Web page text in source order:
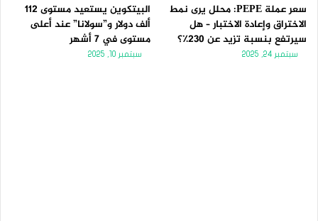
سعر عملة PEPE: محلل يرى نمط
الاختراق وإعادة الاختبار – هل
سيرتفع بنسبة تزيد عن 230٪؟
سبتمبر 24, 2025
البيتكوين يستعيد مستوى 112
ألف دولار و”سولانا” عند أعلى
مستوى في 7 أشهر
سبتمبر 10, 2025